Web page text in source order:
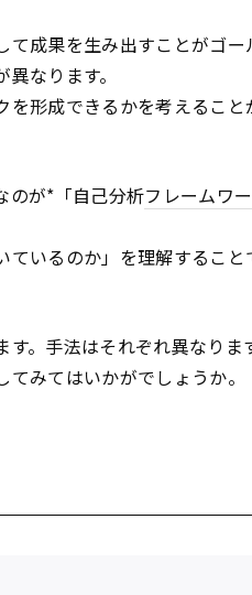
成果を生み出すことがゴー
なります。
を形成できるかを考えること
のが*「自己分析フレームワ
いるのか」を理解すること
す。手法はそれぞれ異なりま
てみてはいかがでしょうか。